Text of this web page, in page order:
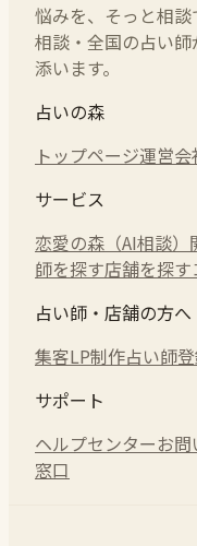
悩みを、そっと相談
相談・全国の占い師
添います。
占いの森
トップページ運営会
サービス
恋愛の森（AI相談）
師を探す店舗を探す
占い師・店舗の方へ
集客LP制作占い師
サポート
ヘルプセンターお問
窓口